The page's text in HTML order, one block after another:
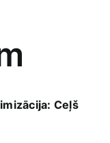
Ceļš